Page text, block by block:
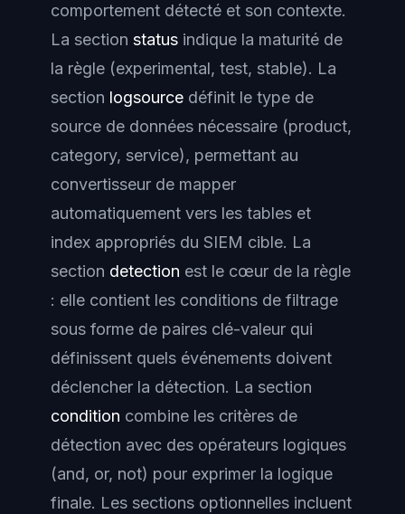
comportement détecté et son contexte.
La section status indique la maturité de
la règle (experimental, test, stable). La
section logsource définit le type de
source de données nécessaire (product,
category, service), permettant au
convertisseur de mapper
automatiquement vers les tables et
index appropriés du SIEM cible. La
section detection est le cœur de la règle
: elle contient les conditions de filtrage
sous forme de paires clé-valeur qui
définissent quels événements doivent
déclencher la détection. La section
condition combine les critères de
détection avec des opérateurs logiques
(and, or, not) pour exprimer la logique
finale. Les sections optionnelles incluent